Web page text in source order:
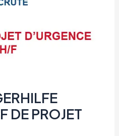
DE PROJET